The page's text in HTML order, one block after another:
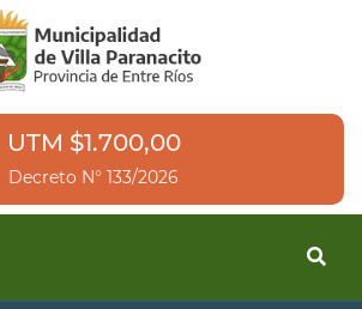
UTM $1.700,00
Decreto N° 133/2026